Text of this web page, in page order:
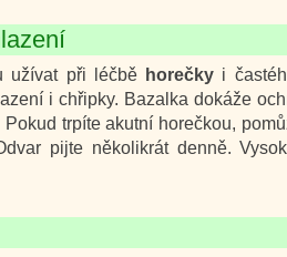
užívat při léčbě horečky i
i chřipky. Bazalka dokáže
trpíte akutní horečkou,
pijte několikrát denně.